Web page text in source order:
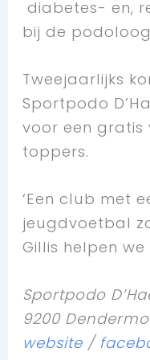
diabetes- en,
bij de
Tweejaarlijks
Sportpodo
voor een gratis
toppers.
‘Een club met
jeugdvoetbal
Gillis helpen we
Sportpodo
9200
website /